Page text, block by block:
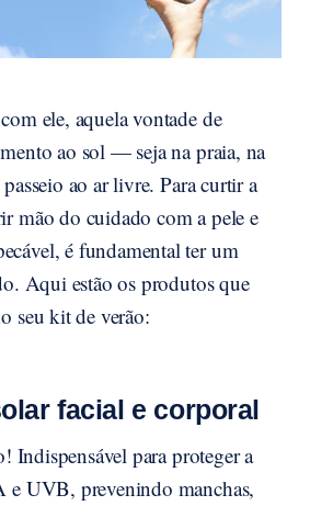
ele, aquela vontade de
ao sol — seja na praia, na
ao ar livre. Para curtir a
mão do cuidado com a pele e
é fundamental ter um
Aqui estão os produtos que
seu kit de verão:
facial e corporal
Indispensável para proteger a
e UVB, prevenindo manchas,